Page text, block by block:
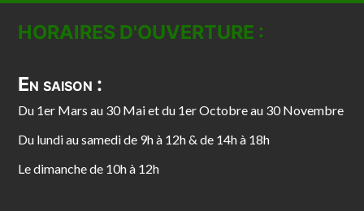
HORAIRES D'OUVERTURE :
En saison :
Du 1er Mars au 30 Mai et du 1er Octobre au 30 Novembre
Du lundi au samedi de 9h à 12h & de 14h à 18h
Le dimanche de 10h à 12h